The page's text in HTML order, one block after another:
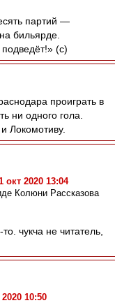
партий —
бильярде.
(с)
проиграть в
ни одного гола.
Локомотиву.
окт 2020 13:04
Колюни Рассказова
чукча не читатель,
10:50